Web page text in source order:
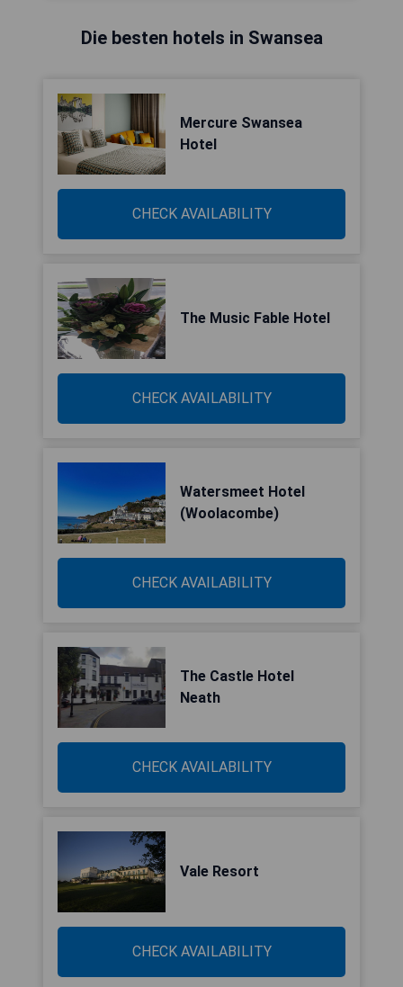
Die besten hotels in Swansea
Mercure Swansea
Hotel
CHECK AVAILABILITY
The Music Fable Hotel
CHECK AVAILABILITY
Watersmeet Hotel
(Woolacombe)
CHECK AVAILABILITY
The Castle Hotel
Neath
CHECK AVAILABILITY
Vale Resort
CHECK AVAILABILITY